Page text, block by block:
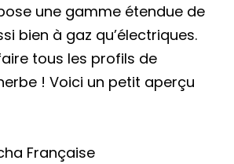
une gamme étendue de
bien à gaz qu’électriques.
tous les profils de
! Voici un petit aperçu
Française